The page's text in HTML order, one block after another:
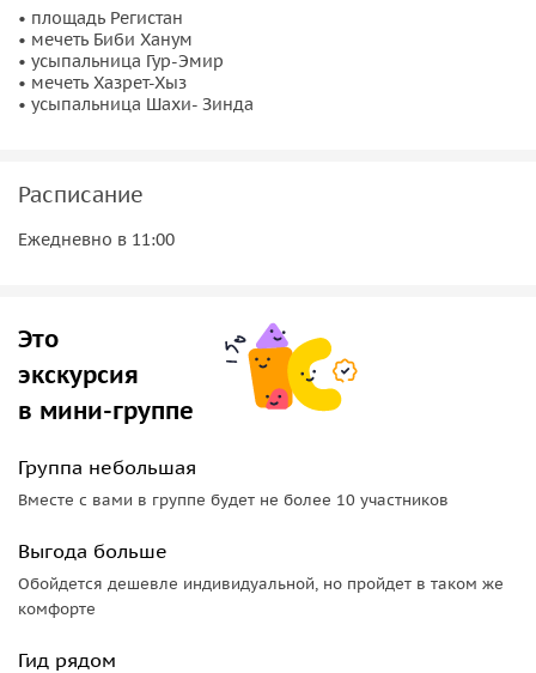
• площадь Регистан
• мечеть Биби Ханум
• усыпальница Гур-Эмир
• мечеть Хазрет-Хыз
• усыпальница Шахи- Зинда
Расписание
Ежедневно в 11:00
Это
экскурсия
в мини-группе
Группа небольшая
Вместе с вами в группе будет не более 10 участников
Выгода больше
Обойдется дешевле индивидуальной, но пройдет в таком же
комфорте
Гид рядом